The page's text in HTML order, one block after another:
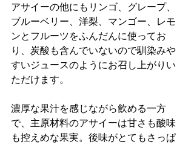
アサイーの他にもリンゴ、グレープ、
ブルーベリー、洋梨、マンゴー、レモ
ンとフルーツをふんだんに使ってお
り、炭酸も含んでいないので馴染みや
すいジュースのようにお召し上がりい
ただけます。
濃厚な果汁を感じながら飲める一方
で、主原材料のアサイーは甘さも酸味
も控えめな果実。後味がとてもさっぱ